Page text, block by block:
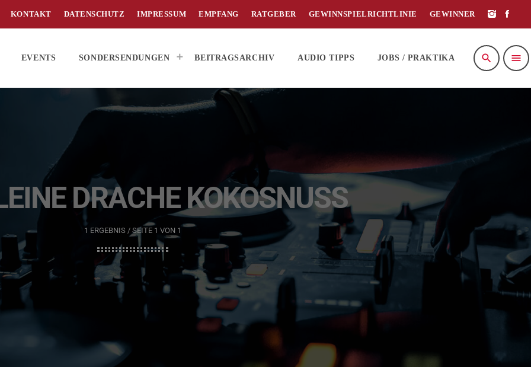
KONTAKT DATENSCHUTZ IMPRESSUM EMPFANG RATGEBER GEWINNSPIELRICHTLINIE GEWINNER
EVENTS SONDERSENDUNGEN BEITRAGSARCHIV AUDIO TIPPS JOBS / PRAKTIKA search menu
DRACHE KOKOSNUSS
1 ERGEBNIS / SEITE 1 VON 1